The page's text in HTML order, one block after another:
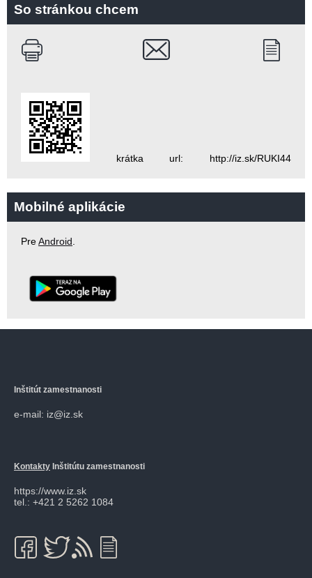
So stránkou chcem
krátka url: http://iz.sk/RUKI44
Mobilné aplikácie
PreAndroid.
Inštitút zamestnanosti
e-mail: iz@iz.sk
Kontakty Inštitútu zamestnanosti
https://www.iz.sk
tel.: +421 2 5262 1084